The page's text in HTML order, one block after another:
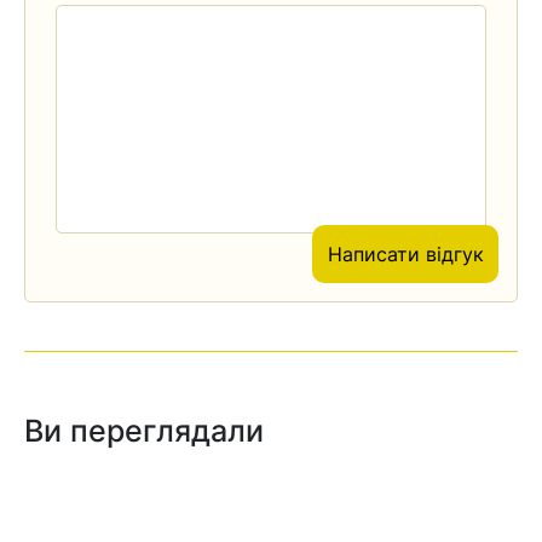
Написати відгук
Ви переглядали